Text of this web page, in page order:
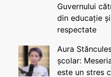
Guvernului
din educație
respectate
Aura
școlar:
este un stres